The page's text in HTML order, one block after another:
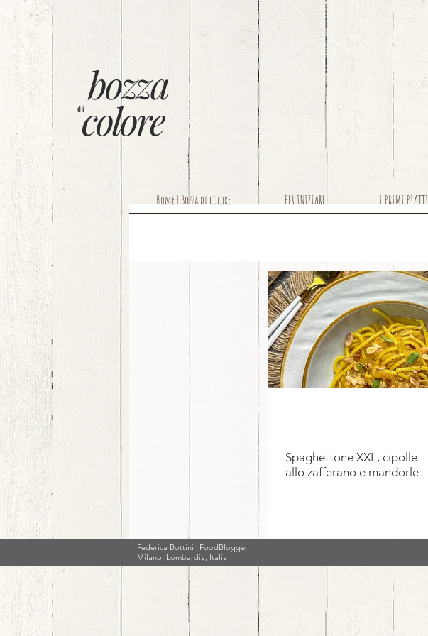
bozza
colore
di
Spaghettone XXL, cipolle
allo zafferano e mandorle
Home | Bozza di colore PER INIZIARE I PRIMI PIATTI
Federica Bottini | FoodBlogger
Milano, Lombardia, Italia